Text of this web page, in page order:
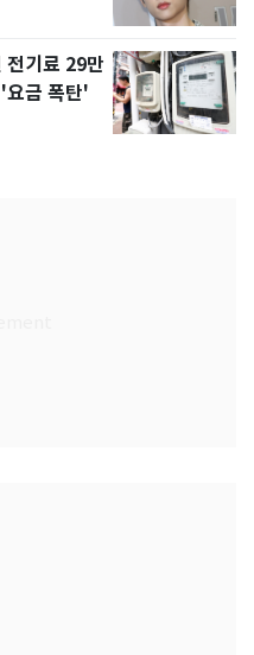
전기료 29만
금 폭탄'